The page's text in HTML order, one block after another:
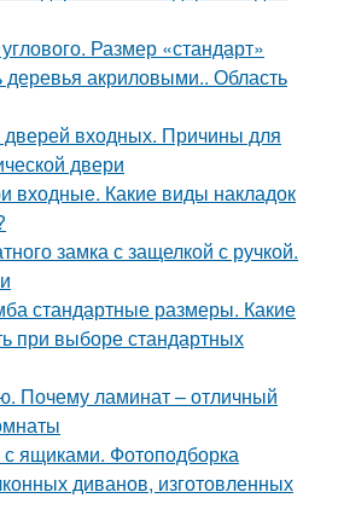
Размер «стандарт»
акриловыми.. Область
входных. Причины для
двери
входные. Какие виды накладок
замка с защелкой с ручкой.
стандартные размеры. Какие
при выборе стандартных
Почему ламинат – отличный
ящиками. Фотоподборка
диванов, изготовленных